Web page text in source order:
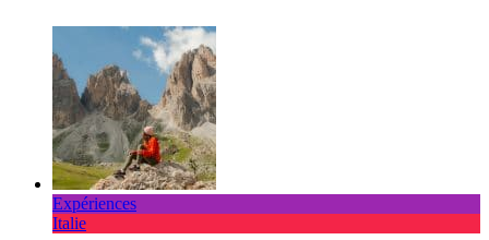
Expériences
Italie